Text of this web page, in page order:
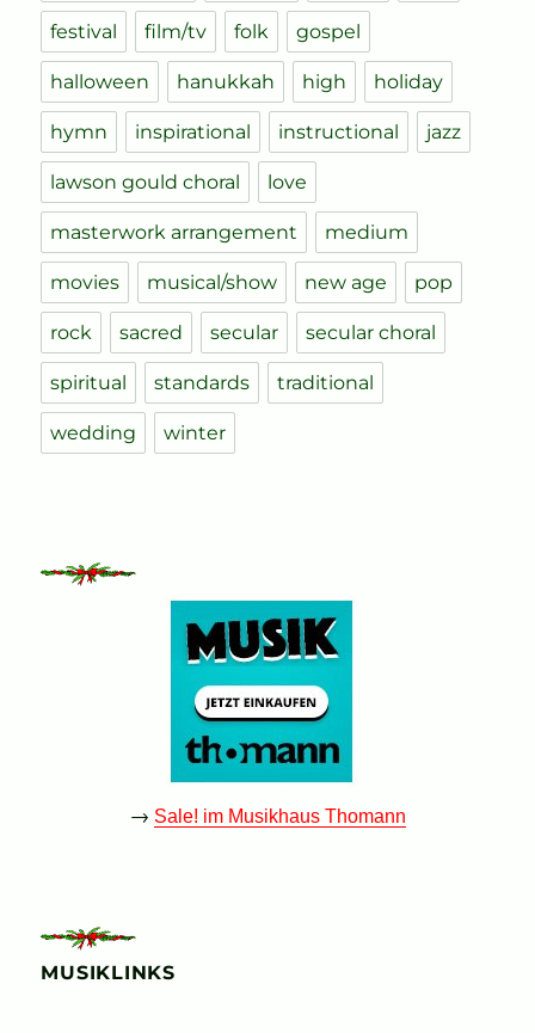
festival film/tv folk gospel
halloween hanukkah high holiday
hymn inspirational instructional jazz
lawson gould choral love
masterwork arrangement medium
movies musical/show new age pop
rock sacred secular secular choral
spiritual standards traditional
wedding winter
→ Sale! im Musikhaus Thomann
MUSIKLINKS